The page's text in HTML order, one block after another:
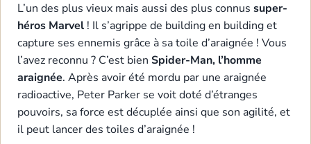
L’un des plus vieux mais aussi des plus connus super-
héros Marvel ! Il s’agrippe de building en building et
capture ses ennemis grâce à sa toile d’araignée ! Vous
l’avez reconnu ? C’est bien Spider-Man, l’homme
araignée. Après avoir été mordu par une araignée
radioactive, Peter Parker se voit doté d’étranges
pouvoirs, sa force est décuplée ainsi que son agilité, et
il peut lancer des toiles d’araignée !